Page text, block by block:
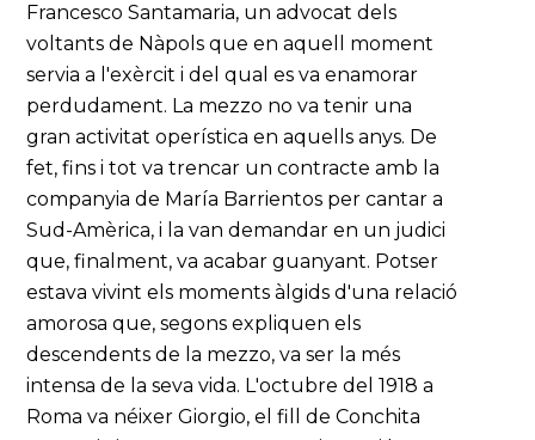
Francesco Santamaria, un advocat dels
voltants de Nàpols que en aquell moment
servia a l'exèrcit i del qual es va enamorar
perdudament. La mezzo no va tenir una
gran activitat operística en aquells anys. De
fet, fins i tot va trencar un contracte amb la
companyia de María Barrientos per cantar a
Sud-Amèrica, i la van demandar en un judici
que, finalment, va acabar guanyant. Potser
estava vivint els moments àlgids d'una relació
amorosa que, segons expliquen els
descendents de la mezzo, va ser la més
intensa de la seva vida. L'octubre del 1918 a
Roma va néixer Giorgio, el fill de Conchita